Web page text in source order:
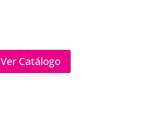
Ver Catálogo